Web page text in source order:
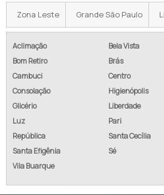
Zona Leste Grande São Paulo
Aclimação
Bela Vista
Bom Retiro
Brás
Cambuci
Centro
Consolação
Higienópolis
Glicério
Liberdade
Luz
Pari
República
Santa Cecília
Santa Efigênia
Sé
Vila Buarque